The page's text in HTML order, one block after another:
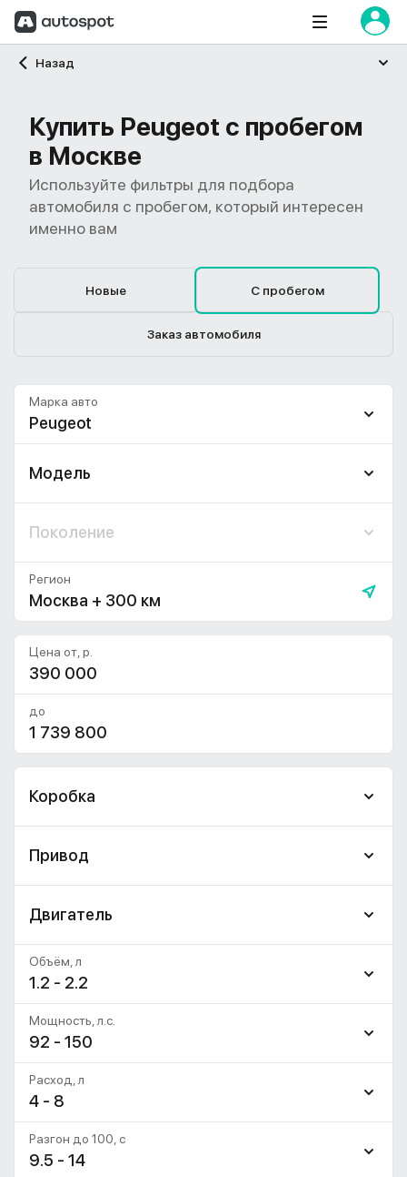
Назад
Главная
Купить Peugeot с пробегом
в Москве
Используйте фильтры для подбора
автомобиля с пробегом, который интересен
именно вам
Новые С пробегом
Заказ автомобиля
Peugeot
Марка авто
Модель
Поколение
Москва + 300 км
Регион
Цена от, р.
до
Коробка
Привод
Двигатель
1.2 - 2.2
Объём, л
92 - 150
Мощность, л.с.
4 - 8
Расход, л
9.5 - 14
Разгон до 100, c